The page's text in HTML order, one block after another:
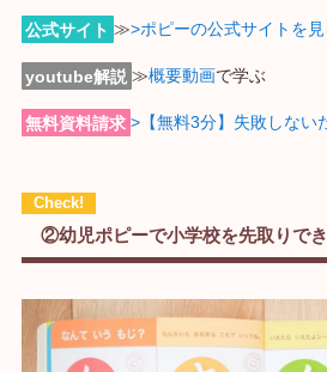
公式サイト ≫>ポピーの公式サイトを見
youtube解説 ≫概要動画で学ぶ
無料資料請求 >【無料3分】失敗しない
②幼児ポピーで小学校を先取りで